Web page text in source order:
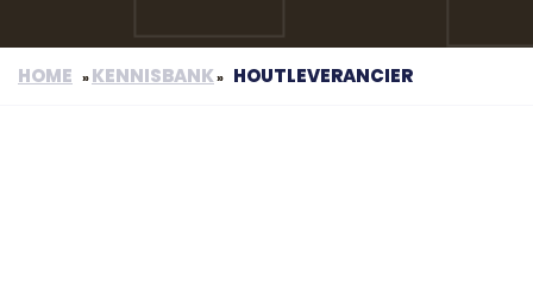
HOME » KENNISBANK» HOUTLEVERANCIER